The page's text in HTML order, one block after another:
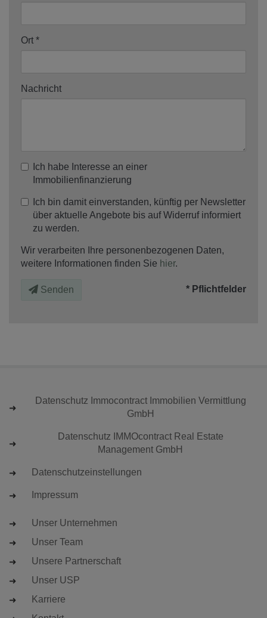
Ort
Nachricht
Ich habe Interesse an einer
Immobilienfinanzierung
Ich bin damit einverstanden, künftig per Newsletter
über aktuelle Angebote bis auf Widerruf informiert
zu werden.
Wir verarbeiten Ihre personenbezogenen Daten,
weitere Informationen finden Sie hier.
Senden * Pflichtfelder
Datenschutz Immocontract Immobilien Vermittlung
GmbH
Datenschutz IMMOcontract Real Estate
Management GmbH
Datenschutzeinstellungen
Impressum
Unser Unternehmen
Unser Team
Unsere Partnerschaft
Unser USP
Karriere